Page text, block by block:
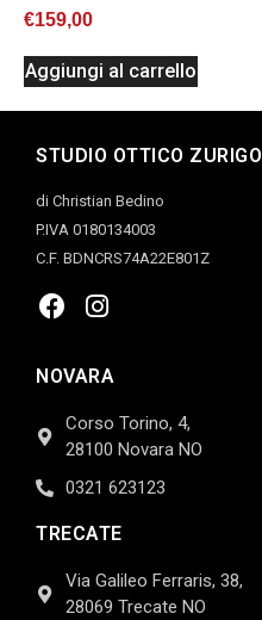
€159,00
Aggiungi al carrello
STUDIO OTTICO ZURIGO
di Christian Bedino
P.IVA 0180134003
C.F. BDNCRS74A22E801Z
NOVARA
Corso Torino, 4,
28100 Novara NO
0321 623123
TRECATE
Via Galileo Ferraris, 38,
28069 Trecate NO